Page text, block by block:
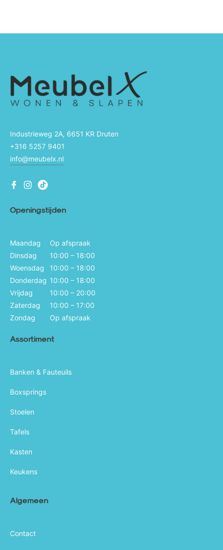
Industrieweg 2A, 6651 KR Druten
+316 5257 9401
info@meubelx.nl
Fb Ins Ins
Openingstijden
Maandag
Op afspraak
Dinsdag
10:00 – 18:00
Woensdag
10:00 – 18:00
Donderdag 10:00 – 18:00
Vrijdag
10:00 – 20:00
Zaterdag
10:00 – 17:00
Zondag
Op afspraak
Assortiment
Banken & Fauteuils
Boxsprings
Stoelen
Tafels
Kasten
Keukens
Algemeen
Contact